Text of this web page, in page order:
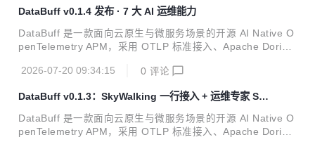
1）。相对 v0.1.4 共 25 个提交、394 个文件变更。本版我们
拿同一套微服务 Demo、在相同业务写入压力（QPS=35）
下，与 SkyWalking OAP 10.4.0 做...
DataBuff v0.1.4 发布 · 7 大 AI 运维能力
DataBuff 是一款面向云原生与微服务场景的开源 AI Native O
penTelemetry APM，采用 OTLP 标准接入、Apache Doris
排障能力。项目已在 OSCHINA 软件库收录，软件主页：http
0.1.4（2026-07-19）。相对 v0.1.3 共 45 个提交、274 个文
件变更。本版主线是：7 大 AI 运维能力首页可配置上线、多 A
gent 协同与深度巡检交付链、以及...
2026-07-20 09:34:15 0 评论
DataBuff v0.1.3：SkyWalking 一行接入 + 运维专家 SS
H 排障上线
DataBuff 是一款面向云原生与微服务场景的开源 AI Native O
penTelemetry APM，采用 OTLP 标准接入、Apache Doris